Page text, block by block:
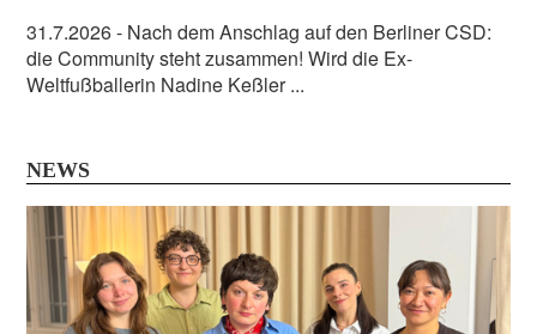
31.7.2026- Nach dem Anschlag auf den Berliner CSD:
die Community steht zusammen! Wird die Ex-
Weltfußballerin Nadine Keßler ...
NEWS